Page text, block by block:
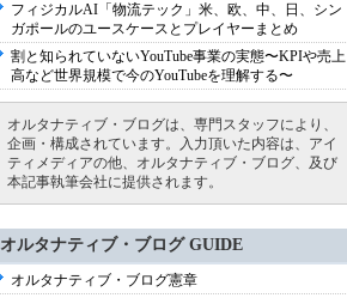
フィジカルAI「物流テック」米、欧、中、日、シン
ガポールのユースケースとプレイヤーまとめ
割と知られていないYouTube事業の実態〜KPIや売上
高など世界規模で今のYouTubeを理解する〜
オルタナティブ・ブログは、専門スタッフにより、
企画・構成されています。入力頂いた内容は、アイ
ティメディアの他、オルタナティブ・ブログ、及び
本記事執筆会社に提供されます。
オルタナティブ・ブログ GUIDE
オルタナティブ・ブログ憲章